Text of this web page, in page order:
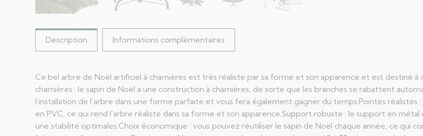
Description Informations complémentaires
Ce bel arbre de Noël artificiel à charnières est très réaliste par sa forme et son apparence et est destiné à
charnières : le sapin de Noël a une construction à charnières, de sorte que les branches se rabattent
l’installation de l’arbre dans une forme parfaite et vous fera également gagner du temps.Pointes
en PVC, ce qui rend l’arbre réaliste dans sa forme et son apparence.Support robuste : le support en
une stabilité optimales.Choix économique : vous pouvez réutiliser le sapin de Noël chaque année, ce qui